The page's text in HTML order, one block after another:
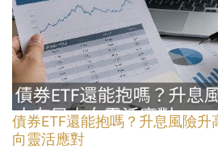
債券ETF還能抱嗎？升息風險
向靈活應對